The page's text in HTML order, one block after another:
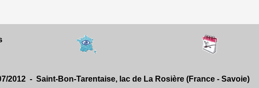
2012 - Saint-Bon-Tarentaise, lac de La Rosière (France - Savoie)